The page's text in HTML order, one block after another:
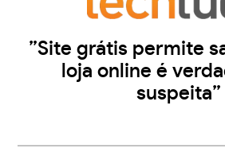
”Site grátis permite
loja online é
suspeita”